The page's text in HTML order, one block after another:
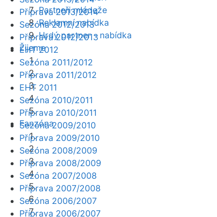
Partneři mládeže
Reklamní nabídka
Hrdý partner - nabídka
Žijeme
Fanzóna
Příprava 2013/2014
Sezóna 2012/2013
Příprava 2012/2013
EHT 2012
Sezóna 2011/2012
Příprava 2011/2012
EHT 2011
Sezóna 2010/2011
Příprava 2010/2011
Sezóna 2009/2010
Příprava 2009/2010
Sezóna 2008/2009
Příprava 2008/2009
Sezóna 2007/2008
Příprava 2007/2008
Sezóna 2006/2007
Příprava 2006/2007